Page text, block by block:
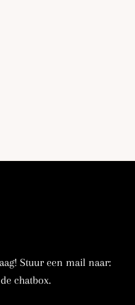
Stuur een mail naar:
chatbox.